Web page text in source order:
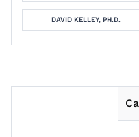
DAVID KELLEY, PH.D.